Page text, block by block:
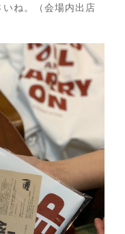
ね。（会場内出店